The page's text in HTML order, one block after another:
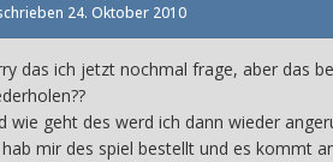
24. Oktober 2010
das ich jetzt nochmal frage, aber das
wie geht des werd ich dann wieder
mir des spiel bestellt und es kommt